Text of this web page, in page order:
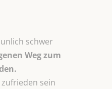
schwer
Weg zum
sein